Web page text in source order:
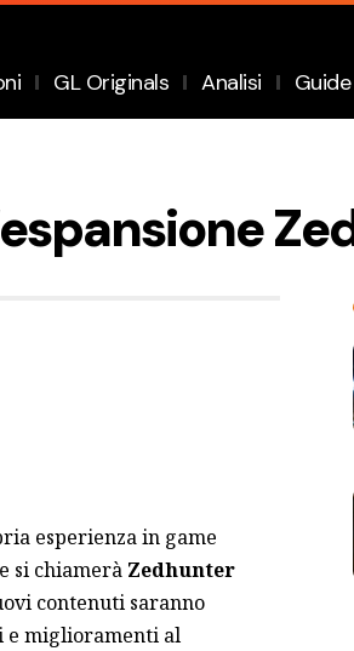
GL Originals Analisi Guide
esperienza in game
si chiamerà Zedhunter
contenuti saranno
e miglioramenti al